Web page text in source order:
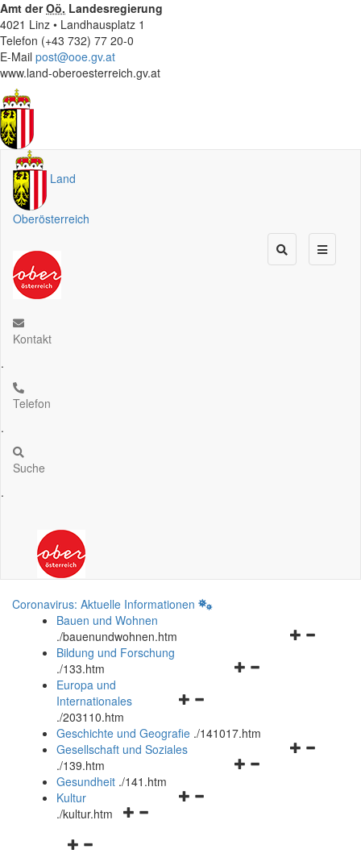
Amt derOö. Landesregierung
4021 Linz • Landhausplatz 1
Telefon (+43 732) 77 20-0
E-Mail post@ooe.gv.at
www.land-oberoesterreich.gv.at
Land
Oberösterreich
Kontakt
.
Telefon
.
Suche
.
Coronavirus: Aktuelle Informationen
Bauen und Wohnen
./bauenundwohnen.htm
Navigationsmenü
Bildung und Forschung
./133.htm
Navigationsmenü
und
schließen
Europa und
Internationales
./203110.htm
Geschichte und Geografie ./141017.htm
Navigationsmenü
Gesellschaft und Soziales
./139.htm
Navigationsmenü
Gesundheit ./141.htm
Navigationsmenü
Kultur
./kultur.htm
Navigationsmenü